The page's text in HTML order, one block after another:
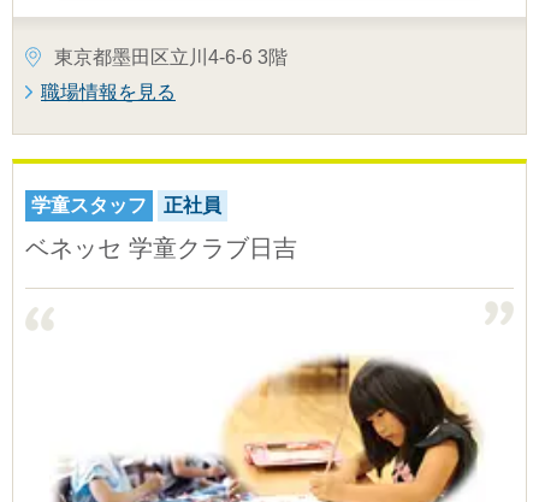
東京都墨田区立川4-6-6 3階
職場情報を見る
学童スタッフ 正社員
ベネッセ 学童クラブ日吉